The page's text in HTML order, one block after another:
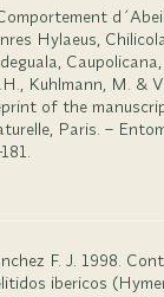
Hylaeus,
Kuhlmann, M. &
of the
Paris. –
F. J. 1998.
ibericos